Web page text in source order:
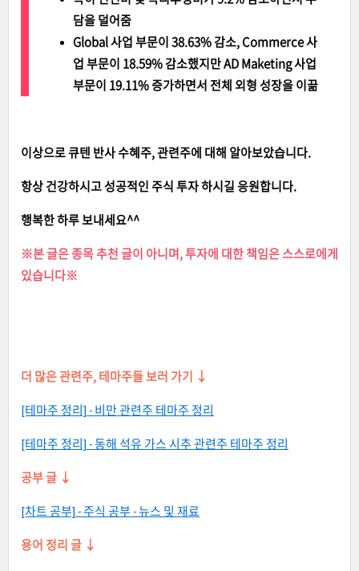
담을 덜어줌
Global 사업 부문이 38.63% 감소, Commerce 사
업 부문이 18.59% 감소했지만 AD Maketing 사업
부문이 19.11% 증가하면서 전체 외형 성장을 이끎
이상으로 큐텐 반사 수혜주, 관련주에 대해 알아보았습니다.
항상 건강하시고 성공적인 주식 투자 하시길 응원합니다.
행복한 하루 보내세요^^
※본 글은 종목 추천 글이 아니며, 투자에 대한 책임은 스스로에게
있습니다※
더 많은 관련주, 테마주들 보러 가기 ↓
[테마주 정리] - 비만 관련주 테마주 정리
[테마주 정리] - 동해 석유 가스 시추 관련주 테마주 정리
공부 글 ↓
[차트 공부] - 주식 공부 - 뉴스 및 재료
용어 정리 글 ↓